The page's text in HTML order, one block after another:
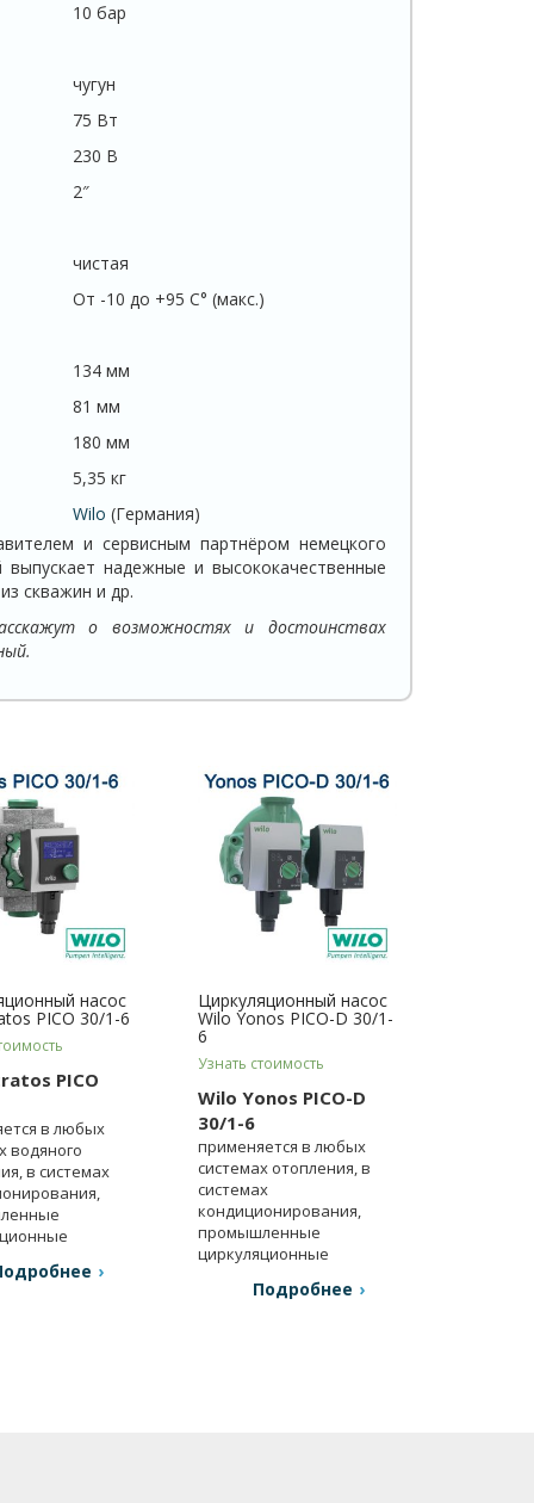
10 бар
чугун
75 Вт
230 В
2″
чистая
От -10 до +95 C° (макс.)
134 мм
81 мм
180 мм
5,35 кг
Wilo (Германия)
и сервисным партнёром немецкого
надежные и высококачественные
скважин и др.
о возможностях и достоинствах
насос
PICO 30/1-6
PICO
в любых
водяного
в системах
Циркуляционный насос
Wilo Yonos PICO-D 30/1-
6
Узнать стоимость
Wilo Yonos PICO-D
30/1-6
применяется в любых
системах отопления, в
системах
кондиционирования,
промышленные
циркуляционные
Подробнее